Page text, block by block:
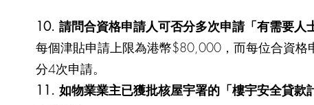
10. 請問合資格申請人可否分多次申請「有需要人
每個津貼申請上限為港幣$80,000，而每位合資
分4次申請。
11. 如物業業主已獲批核屋宇署的「樓宇安全貸